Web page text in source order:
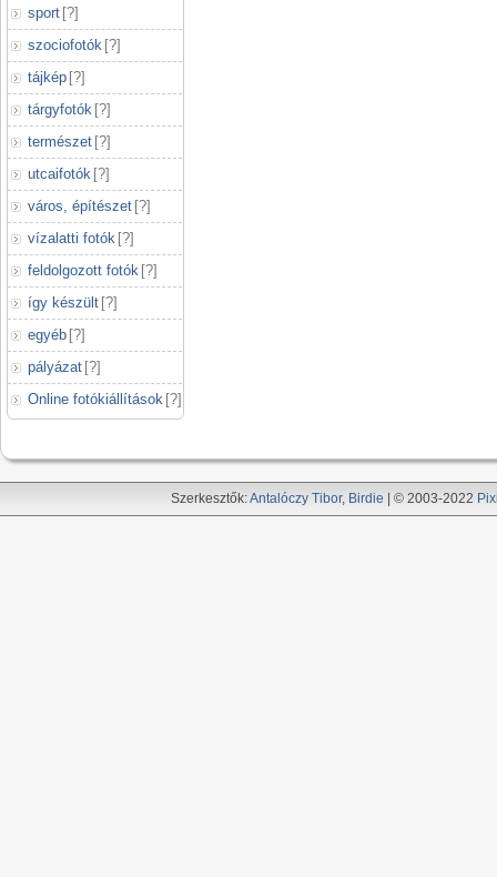
sport [?]
szociofotók [?]
tájkép [?]
tárgyfotók [?]
természet [?]
utcaifotók [?]
város, építészet [?]
vízalatti fotók [?]
feldolgozott fotók [?]
így készült [?]
egyéb [?]
pályázat [?]
Online fotókiállítások [?]
Szerkesztők:Antalóczy Tibor, Birdie | © 2003-2022